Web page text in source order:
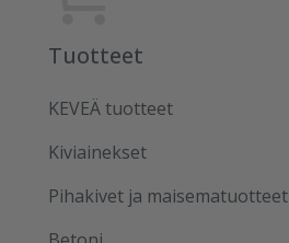
Tuotteet
KEVEÄ tuotteet
Kiviainekset
Pihakivet ja maisematuotteet